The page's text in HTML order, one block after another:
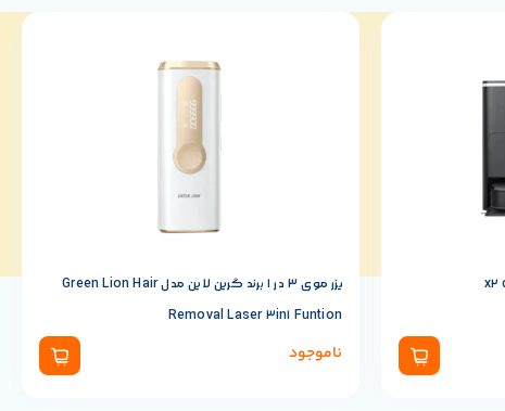
لیزر موی 3 در 1 برند گرین لاین مدل Green Lion Hair
Removal Laser 3in1 Funtion
ناموجود